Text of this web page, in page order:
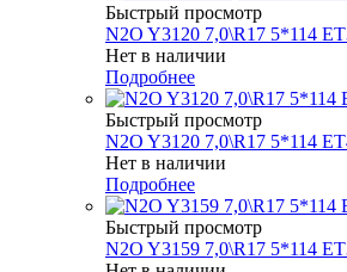
Быстрый просмотр
N2O Y3120 7,0\R17 5*114
Нет в наличии
Подробнее
Быстрый просмотр
N2O Y3120 7,0\R17 5*114
Нет в наличии
Подробнее
Быстрый просмотр
N2O Y3159 7,0\R17 5*114